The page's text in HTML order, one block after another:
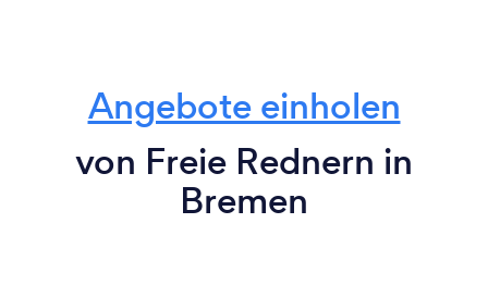
Angebote einholen
von Freie Rednern in
Bremen